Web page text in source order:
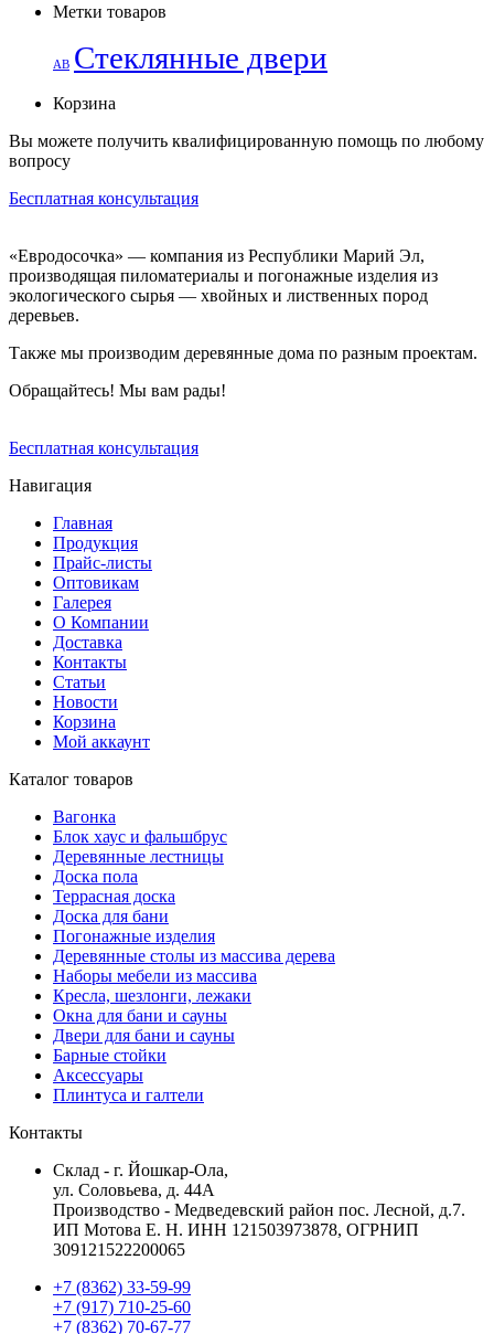
Метки товаров
АВ Стеклянные двери
Корзина
Вы можете получить квалифицированную помощь по любому
вопросу
Бесплатная консультация
«Евродосочка» — компания из Республики Марий Эл,
производящая пиломатериалы и погонажные изделия из
экологического сырья — хвойных и лиственных пород
деревьев.
Также мы производим деревянные дома по разным проектам.
Обращайтесь! Мы вам рады!
Бесплатная консультация
Навигация
Главная
Продукция
Прайс-листы
Оптовикам
Галерея
О Компании
Доставка
Контакты
Статьи
Новости
Корзина
Мой аккаунт
Каталог товаров
Вагонка
Блок хаус и фальшбрус
Деревянные лестницы
Доска пола
Террасная доска
Доска для бани
Погонажные изделия
Деревянные столы из массива дерева
Наборы мебели из массива
Кресла, шезлонги, лежаки
Окна для бани и сауны
Двери для бани и сауны
Барные стойки
Аксессуары
Плинтуса и галтели
Контакты
Склад - г. Йошкар-Ола,
ул. Соловьева, д. 44А
Производство - Медведевский район пос. Лесной, д.7.
ИП Мотова Е. Н. ИНН 121503973878, ОГРНИП
309121522200065
+7 (8362) 33-59-99
+7 (917) 710-25-60
+7 (8362) 70-67-77